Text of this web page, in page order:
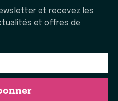
et recevez les
et offres de